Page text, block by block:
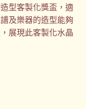
型客製化獎盃，適
及樂器的造型能夠
展現此客製化水晶